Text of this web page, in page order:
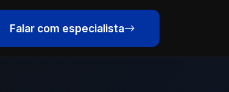
Falar com especialista